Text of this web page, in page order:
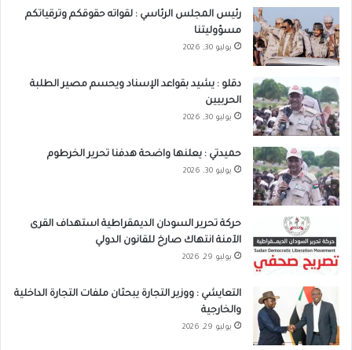
رئيس المجلس الرئاسي : لقواته حقوقكم وترقياتكم
مسؤوليتنا
يوليو 30, 2026
دقلو : يشيد بقواعد الإسناد ويحسم مصير الطلبة
الحربيين
يوليو 30, 2026
حميدتي : يعلنها واضحة هدفنا تحرير الخرطوم
يوليو 30, 2026
حركة تحرير السودان الديمقراطية استهداف القرى
الآمنة انتهاك صارخ للقانون الدولي
يوليو 29, 2026
التعايشي : ووزير التجارة يبحثان ملفات التجارة الداخلية
والخارجية
يوليو 29, 2026